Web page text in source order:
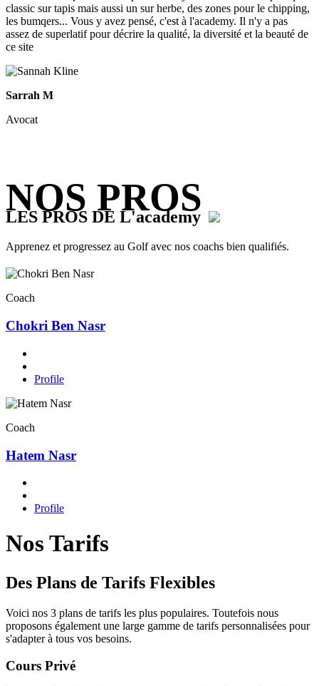
classic sur tapis mais aussi un sur herbe, des zones pour le chipping,
les bumqers... Vous y avez pensé, c'est à l'academy. Il n'y a pas
assez de superlatif pour décrire la qualité, la diversité et la beauté de
ce site
Sarrah M
Avocat
NOS PROS
LES PROS DE L'academy
Apprenez et progressez au Golf avec nos coachs bien qualifiés.
Coach
Chokri Ben Nasr
Profile
Coach
Hatem Nasr
Profile
Nos Tarifs
Des Plans de Tarifs Flexibles
Voici nos 3 plans de tarifs les plus populaires. Toutefois nous
proposons également une large gamme de tarifs personnalisées pour
s'adapter à tous vos besoins.
Cours Privé